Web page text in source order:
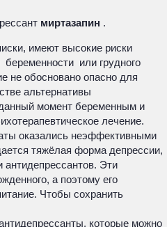
миртазапин .
имеют высокие риски
или грудного
не обосновано опасно для
альтернативы
момент беременным и
лечение.
оказались неэффективными
тяжёлая форма депрессии,
антидепрессантов. Эти
а поэтому его
Чтобы сохранить
которые можно